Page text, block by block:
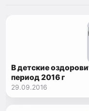
В детские
период 2016 г
29.09.2016